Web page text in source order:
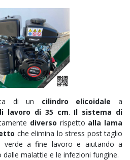
di un cilindro elicoidale a
lavoro di 35 cm. Il sistema di
diverso rispetto alla lama
che elimina lo stress post taglio
verde a fine lavoro e aiutando a
malattie e le infezioni fungine.